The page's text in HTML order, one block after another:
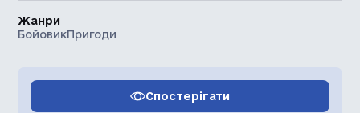
Жанри
БойовикПригоди
Спостерігати